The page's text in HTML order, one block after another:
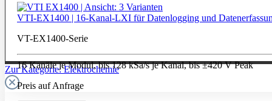
Zur Kategorie: Elektrochemie
VTI-EX1400 | 16-Kanal-LXI für Datenlogging und
VT-EX1400-Serie
16 Kanäle je Modul, bis 128 kSa/s je Kanal, bis ±420 V Peak
Preis auf Anfrage